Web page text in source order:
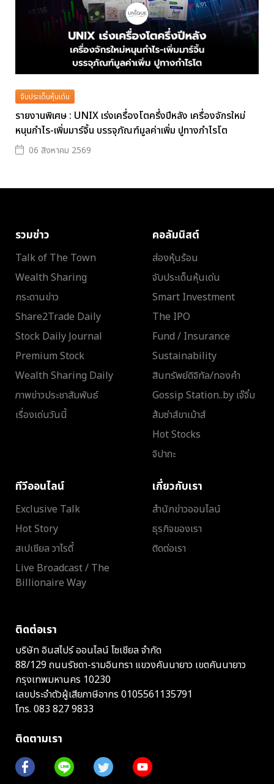
จับประเด็นหุ้นเด่น
รายงานพิเศษ : UNIX เร่งเครื่องโตครึ่งปีหลัง เครื่องจักรใหม่
หนุนกำไร-เพิ่มมาร์จิ้น บรรจุภัณฑ์มูลค่าเพิ่ม ปูทางกำไรโต
06 สิงหาคม 2569
รวมข่าว
Talk of The Town
Wealth Sharing
กระดานข่าว
Share2Trade Daily
Stock Daily Journal
Premium Stock
Wealth Sharing Daily
ภาพข่าวประชาสัมพันธ์
เรื่องเด่นวันนี้
คอลัมนิสต์
ส่องหุ้นร้อน
จับประเด็นหุ้นเด่น
Smart Investment
The IPO
Fund / Insurance
Sustainability
สินทรัพย์ดิจิทัล/ทองคำ
Gossip Station..by เจ๊จิ๋ม
ส้มซ่าส์ขาเม้าส์
Hot Stocks
จิปาถะ
ทีวีออนไลน์
Exclusive Talk
Hot Story
สเปเชียล วาไรตี้
Live Broadcast / The
Billionaire Way
เกี่ยวกับเรา
สำนักข่าวออนไลน์
ธุรกิจของเรา
ติดต่อเรา
ติดต่อเรา
บริษัท อินสไปร์ ออนไลน์ โซเชียล จำกัด
88/129 ถนนรัชดา-รามอินทรา แขวงคันนายาว เขตคันนายาว
กรุงเทพมหานคร 10230
เลขประจำตัวผู้เสียภาษีอากร 0105561135791
โทร. 083 827 9833
ติดตามเรา